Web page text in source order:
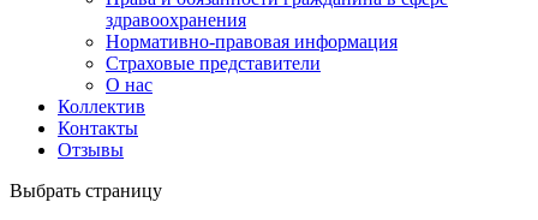
здравоохранения
Нормативно-правовая информация
Страховые представители
О нас
Коллектив
Контакты
Отзывы
Выбрать страницу